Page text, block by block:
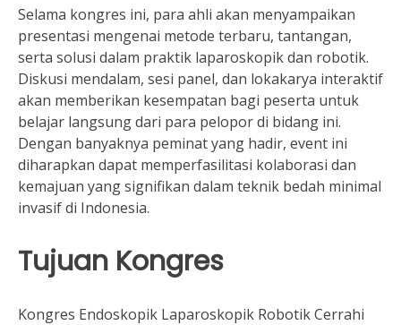
Selama kongres ini, para ahli akan menyampaikan
presentasi mengenai metode terbaru, tantangan,
serta solusi dalam praktik laparoskopik dan robotik.
Diskusi mendalam, sesi panel, dan lokakarya interaktif
akan memberikan kesempatan bagi peserta untuk
belajar langsung dari para pelopor di bidang ini.
Dengan banyaknya peminat yang hadir, event ini
diharapkan dapat memperfasilitasi kolaborasi dan
kemajuan yang signifikan dalam teknik bedah minimal
invasif di Indonesia.
Tujuan Kongres
Kongres Endoskopik Laparoskopik Robotik Cerrahi